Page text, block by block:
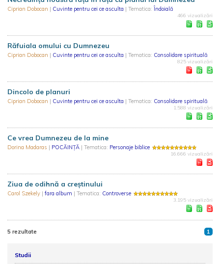
Ciprian Dobocan | Cuvinte pentru cei ce asculta | Tematica: Îndoială
466 vizualizări
Răfuiala omului cu Dumnezeu
Ciprian Dobocan | Cuvinte pentru cei ce asculta | Tematica: Consolidare spirituală
825 vizualizări
Dincolo de planuri
Ciprian Dobocan | Cuvinte pentru cei ce asculta | Tematica: Consolidare spirituală
1.588 vizualizări
Ce vrea Dumnezeu de la mine
Dorina Madaras | POCĂINȚĂ | Tematica: Personaje biblice
16.666 vizualizări
Ziua de odihnă a creștinului
Carol Szekely | fara album | Tematica: Controverse
3.195 vizualizări
5 rezultate 1
Studii